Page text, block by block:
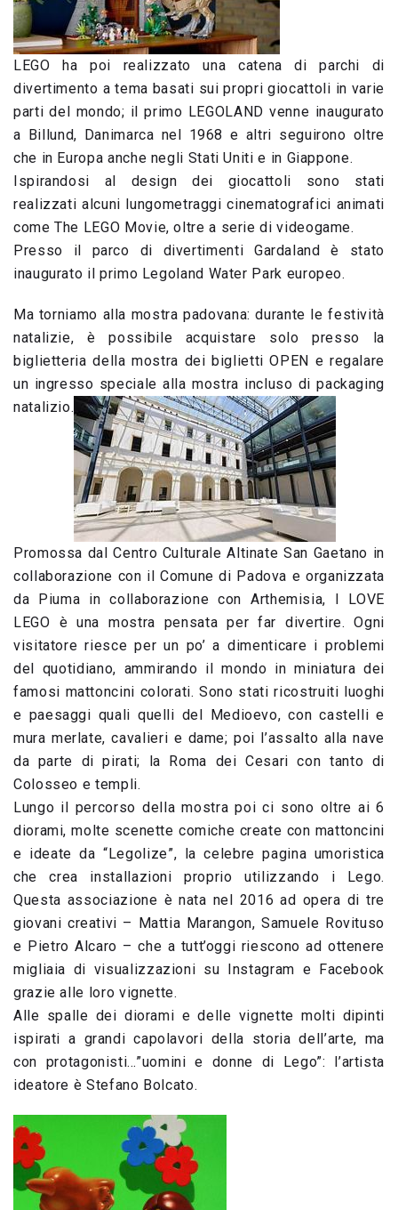
LEGO ha poi realizzato una catena di parchi di
divertimento a tema basati sui propri giocattoli in varie
parti del mondo; il primo LEGOLAND venne inaugurato
a Billund, Danimarca nel 1968 e altri seguirono oltre
che in Europa anche negli Stati Uniti e in Giappone.
Ispirandosi al design dei giocattoli sono stati
realizzati alcuni lungometraggi cinematografici animati
come The LEGO Movie, oltre a serie di videogame.
Presso il parco di divertimenti Gardaland è stato
inaugurato il primo Legoland Water Park europeo.
Ma torniamo alla mostra padovana: durante le festività
natalizie, è possibile acquistare solo presso la
biglietteria della mostra dei biglietti OPEN e regalare
un ingresso speciale alla mostra incluso di packaging
natalizio.
Promossa dal Centro Culturale Altinate San Gaetano in
collaborazione con il Comune di Padova e organizzata
da Piuma in collaborazione con Arthemisia, I LOVE
LEGO è una mostra pensata per far divertire. Ogni
visitatore riesce per un po’ a dimenticare i problemi
del quotidiano, ammirando il mondo in miniatura dei
famosi mattoncini colorati. Sono stati ricostruiti luoghi
e paesaggi quali quelli del Medioevo, con castelli e
mura merlate, cavalieri e dame; poi l’assalto alla nave
da parte di pirati; la Roma dei Cesari con tanto di
Colosseo e templi.
Lungo il percorso della mostra poi ci sono oltre ai 6
diorami, molte scenette comiche create con mattoncini
e ideate da “Legolize”, la celebre pagina umoristica
che crea installazioni proprio utilizzando i Lego.
Questa associazione è nata nel 2016 ad opera di tre
giovani creativi – Mattia Marangon, Samuele Rovituso
e Pietro Alcaro – che a tutt’oggi riescono ad ottenere
migliaia di visualizzazioni su Instagram e Facebook
grazie alle loro vignette.
Alle spalle dei diorami e delle vignette molti dipinti
ispirati a grandi capolavori della storia dell’arte, ma
con protagonisti…”uomini e donne di Lego”: l’artista
ideatore è Stefano Bolcato.